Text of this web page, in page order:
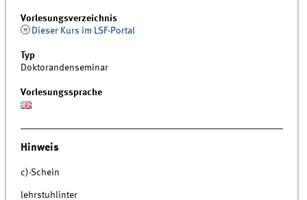
Vorlesungsverzeichnis
Dieser Kurs im LSF-Portal
Typ
Doktorandenseminar
Vorlesungssprache
Hinweis
c)-Schein
lehrstuhlinter